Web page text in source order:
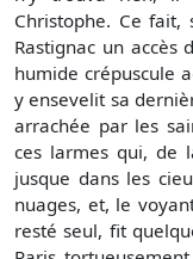
Christophe. Ce
Rastignac un accès
humide crépuscule
y ensevelit sa
arrachée par les
ces larmes qui, de
jusque dans les
nuages, et, le
resté seul, fit